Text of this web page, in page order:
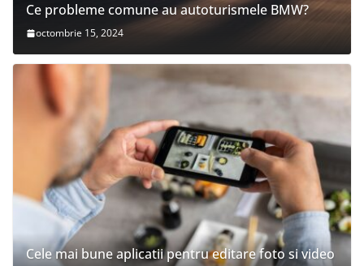
Ce probleme comune au autoturismele BMW?
octombrie 15, 2024
Cele mai bune aplicatii pentru editare foto si video